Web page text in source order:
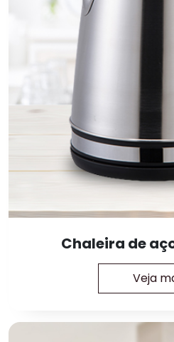
Chaleira de
Veja